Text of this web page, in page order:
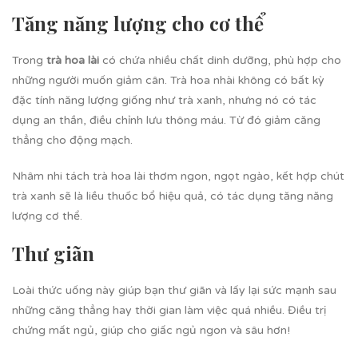
Tăng năng lượng cho cơ thể
Trong trà hoa lài có chứa nhiều chất dinh dưỡng, phù hợp cho
những người muốn giảm cân. Trà hoa nhài không có bất kỳ
đặc tính năng lượng giống như trà xanh, nhưng nó có tác
dụng an thần, điều chỉnh lưu thông máu. Từ đó giảm căng
thẳng cho động mạch.
Nhâm nhi tách trà hoa lài thơm ngon, ngọt ngào, kết hợp chút
trà xanh sẽ là liều thuốc bổ hiệu quả, có tác dụng tăng năng
lượng cơ thể.
Thư giãn
Loài thức uống này giúp bạn thư giãn và lấy lại sức mạnh sau
những căng thẳng hay thời gian làm việc quá nhiều. Điều trị
chứng mất ngủ, giúp cho giấc ngủ ngon và sâu hơn!